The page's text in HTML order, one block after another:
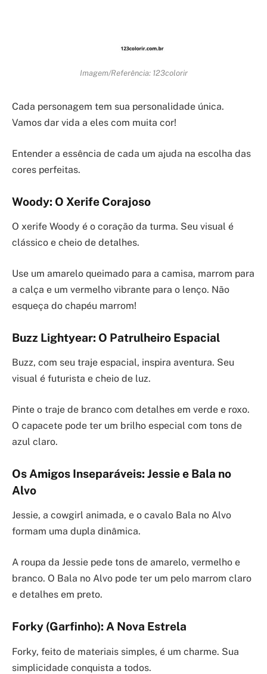
Imagem/Referência: 123colorir
Cada personagem tem sua personalidade única.
Vamos dar vida a eles com muita cor!
Entender a essência de cada um ajuda na escolha das
cores perfeitas.
Woody: O Xerife Corajoso
O xerife Woody é o coração da turma. Seu visual é
clássico e cheio de detalhes.
Use um amarelo queimado para a camisa, marrom para
a calça e um vermelho vibrante para o lenço. Não
esqueça do chapéu marrom!
Buzz Lightyear: O Patrulheiro Espacial
Buzz, com seu traje espacial, inspira aventura. Seu
visual é futurista e cheio de luz.
Pinte o traje de branco com detalhes em verde e roxo.
O capacete pode ter um brilho especial com tons de
azul claro.
Os Amigos Inseparáveis: Jessie e Bala no
Alvo
Jessie, a cowgirl animada, e o cavalo Bala no Alvo
formam uma dupla dinâmica.
A roupa da Jessie pede tons de amarelo, vermelho e
branco. O Bala no Alvo pode ter um pelo marrom claro
e detalhes em preto.
Forky (Garfinho): A Nova Estrela
Forky, feito de materiais simples, é um charme. Sua
simplicidade conquista a todos.